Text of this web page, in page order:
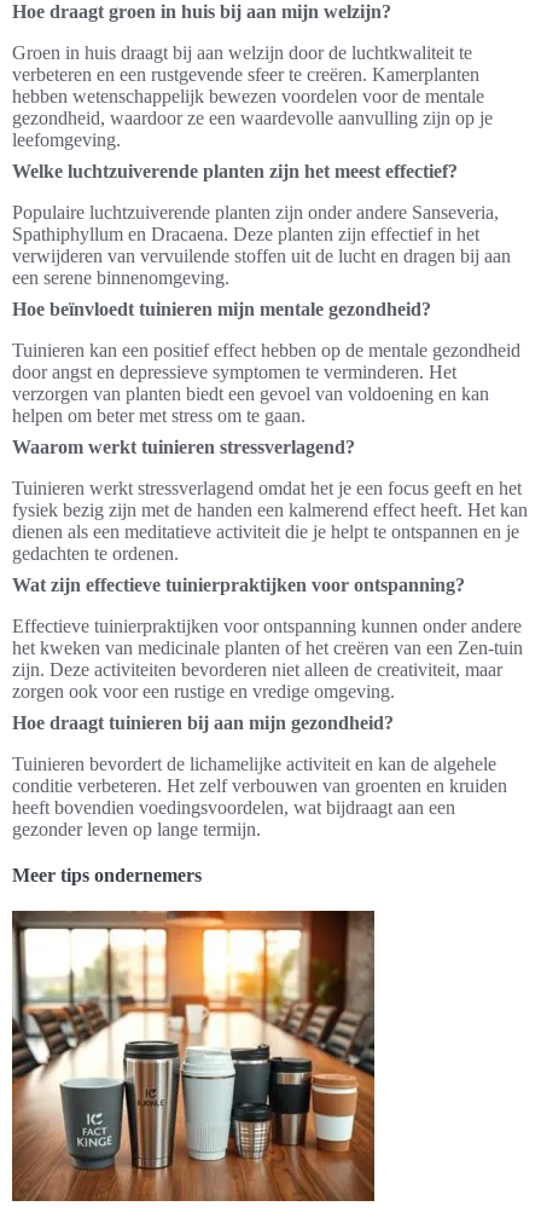
Hoe draagt groen in huis bij aan mijn welzijn?
Groen in huis draagt bij aan welzijn door de luchtkwaliteit te
verbeteren en een rustgevende sfeer te creëren. Kamerplanten
hebben wetenschappelijk bewezen voordelen voor de mentale
gezondheid, waardoor ze een waardevolle aanvulling zijn op je
leefomgeving.
Welke luchtzuiverende planten zijn het meest effectief?
Populaire luchtzuiverende planten zijn onder andere Sanseveria,
Spathiphyllum en Dracaena. Deze planten zijn effectief in het
verwijderen van vervuilende stoffen uit de lucht en dragen bij aan
een serene binnenomgeving.
Hoe beïnvloedt tuinieren mijn mentale gezondheid?
Tuinieren kan een positief effect hebben op de mentale gezondheid
door angst en depressieve symptomen te verminderen. Het
verzorgen van planten biedt een gevoel van voldoening en kan
helpen om beter met stress om te gaan.
Waarom werkt tuinieren stressverlagend?
Tuinieren werkt stressverlagend omdat het je een focus geeft en het
fysiek bezig zijn met de handen een kalmerend effect heeft. Het kan
dienen als een meditatieve activiteit die je helpt te ontspannen en je
gedachten te ordenen.
Wat zijn effectieve tuinierpraktijken voor ontspanning?
Effectieve tuinierpraktijken voor ontspanning kunnen onder andere
het kweken van medicinale planten of het creëren van een Zen-tuin
zijn. Deze activiteiten bevorderen niet alleen de creativiteit, maar
zorgen ook voor een rustige en vredige omgeving.
Hoe draagt tuinieren bij aan mijn gezondheid?
Tuinieren bevordert de lichamelijke activiteit en kan de algehele
conditie verbeteren. Het zelf verbouwen van groenten en kruiden
heeft bovendien voedingsvoordelen, wat bijdraagt aan een
gezonder leven op lange termijn.
Meer tips ondernemers